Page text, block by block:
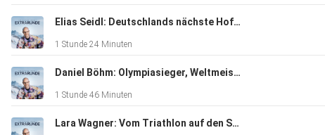
Elias Seidl: Deutschlands nächste Hoffnung?
1 Stunde 24 Minuten
Daniel Böhm: Olympiasieger, Weltmeister und das frühe Ende
1 Stunde 46 Minuten
Lara Wagner: Vom Triathlon auf den Sprung zum Weltcup!